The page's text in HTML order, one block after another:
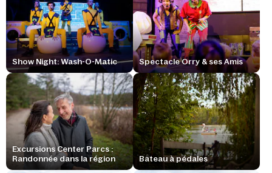
Show Night: Wash-O-Matic Spectacle Orry & ses Amis
Excursions Center Parcs :
Randonnée dans la région
Bateau à pédales